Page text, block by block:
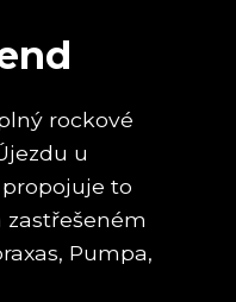
rockové
u
to
zastřešeném
Pumpa,